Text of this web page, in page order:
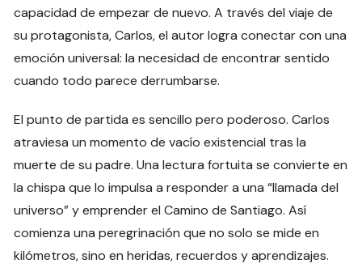
capacidad de empezar de nuevo. A través del viaje de
su protagonista, Carlos, el autor logra conectar con una
emoción universal: la necesidad de encontrar sentido
cuando todo parece derrumbarse.
El punto de partida es sencillo pero poderoso. Carlos
atraviesa un momento de vacío existencial tras la
muerte de su padre. Una lectura fortuita se convierte en
la chispa que lo impulsa a responder a una “llamada del
universo” y emprender el Camino de Santiago. Así
comienza una peregrinación que no solo se mide en
kilómetros, sino en heridas, recuerdos y aprendizajes.